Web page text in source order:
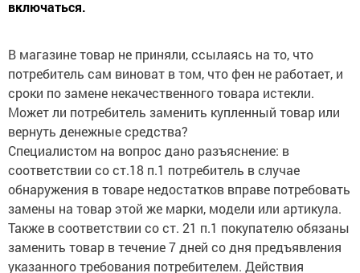
потребитель сам виноват в том, что фен не работает, и
сроки по замене некачественного товара истекли.
Может ли потребитель заменить купленный товар или
вернуть денежные средства?
Специалистом на вопрос дано разъяснение: в
соответствии со ст.18 п.1 потребитель в случае
обнаружения в товаре недостатков вправе потребовать
замены на товар этой же марки, модели или артикула.
Также в соответствии со ст. 21 п.1 покупателю обязаны
заменить товар в течение 7 дней со дня предъявления
указанного требования потребителем. Действия
продавцов не правомерны. Магазин обязан заменить